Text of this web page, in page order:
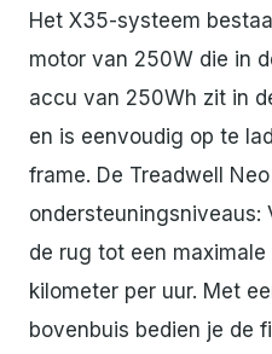
Het X35-systeem
motor van 250W die in
accu van 250Wh zit in
en is eenvoudig op te
frame. De Treadwell
ondersteuningsniveaus:
de rug tot een
kilometer per uur. Met
bovenbuis bedien je de